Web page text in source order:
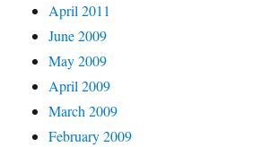
April 2011
June 2009
May 2009
April 2009
March 2009
February 2009